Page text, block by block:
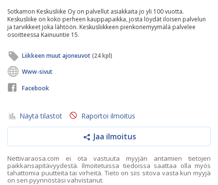
Sotkamon Keskusliike Oy on palvellut asiakkaita jo yli 100 vuotta.
Keskusliike on koko perheen kauppapaikka, josta löydät iloisen palvelun
ja tarvikkeet joka lähtöön. Keskusliikkeen pienkonemyymälä palvelee
osoitteessa Kainuuntie 15.
Liikkeen muut ajoneuvot(24 kpl)
Www-sivut
Facebook
Näytä tilastot Raportoi ilmoitus
Jaa ilmoitus
Nettivaraosa.com ei ota vastuuta myyjän antamien tietojen
paikkansapitävyydestä. Ilmoitetuissa tiedoissa saattaa olla myös
tahattomia puutteita tai virheitä. Tieto on siis sitova vasta kun myyjä
on sen pyynnöstäsi vahvistanut.